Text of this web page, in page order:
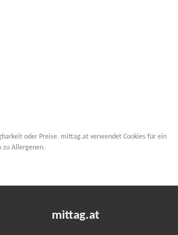
oder Preise. mittag.at verwendet Cookies für ein
zu Allergenen.
mittag.at